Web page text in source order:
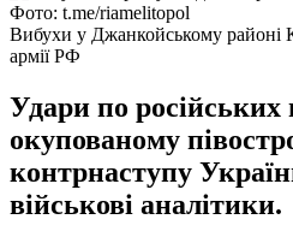
Фото: t.me/riamelitopol
Вибухи у Джанкойському районі
армії РФ
Удари по російських
окупованому
контрнаступу
військові аналітики.